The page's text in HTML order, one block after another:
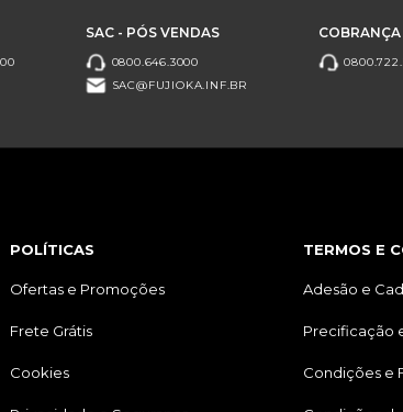
SAC - PÓS VENDAS
0800.646.3000
SAC@FUJIOKA.INF.BR
COBRANÇA
POLÍTICAS
Ofertas e Promoções
Frete Grátis
Cookies
TERMOS E
Adesão e
Precificação
Condições e